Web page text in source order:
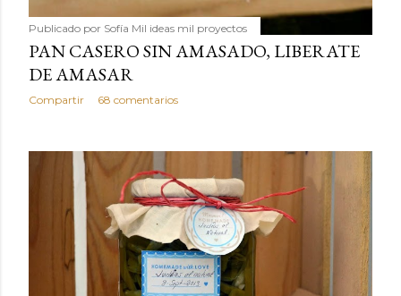
Publicado por Sofía Mil ideas mil proyectos
PAN CASERO SIN AMASADO, LIBERATE
DE AMASAR
Compartir 68 comentarios